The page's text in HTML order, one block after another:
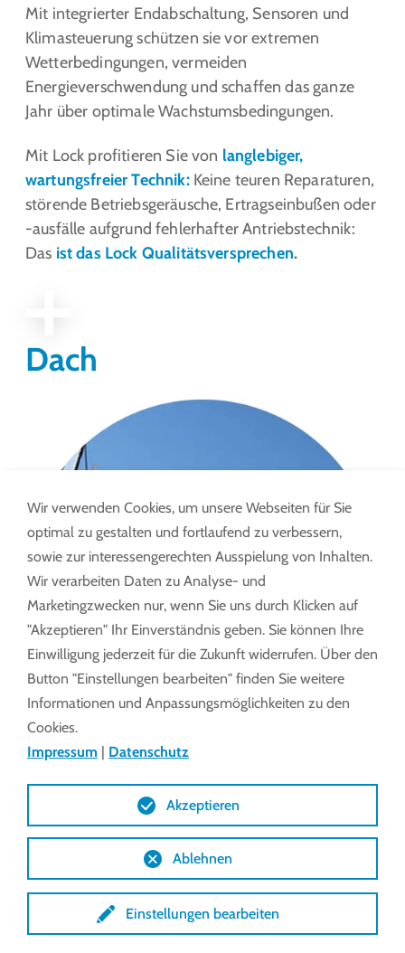
Mit integrierter Endabschaltung, Sensoren und
Klimasteuerung schützen sie vor extremen
Wetterbedingungen, vermeiden
Energieverschwendung und schaffen das ganze
Jahr über optimale Wachstumsbedingungen.
Mit Lock profitieren Sie von langlebiger,
wartungsfreier Technik:Keine teuren Reparaturen,
störende Betriebsgeräusche, Ertragseinbußen oder
-ausfälle aufgrund fehlerhafter Antriebstechnik:
Das ist das Lock Qualitätsversprechen.
Dach
Cabrio Lüftung MX1
Beim MX 1 öffnen sich beide Dachhälften des
Cabrio Gewächshauses gleichzeitig im gleichen
Winkel und sorgen für eine gleichmäßige
Belüftung.
Wir verwenden Cookies, um unsere Webseiten für Sie
optimal zu gestalten und fortlaufend zu verbessern,
sowie zur interessengerechten Ausspielung von Inhalten.
Wir verarbeiten Daten zu Analyse- und
Marketingzwecken nur, wenn Sie uns durch Klicken auf
"Akzeptieren" Ihr Einverständnis geben. Sie können Ihre
Einwilligung jederzeit für die Zukunft widerrufen. Über den
Button "Einstellungen bearbeiten" finden Sie weitere
Informationen und Anpassungsmöglichkeiten zu den
Cookies.
Impressum | Datenschutz
Einstellungen bearbeiten
Ablehnen
Akzeptieren